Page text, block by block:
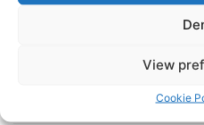
View
Cookie
TAGS LIBERO 107.4 NEWS